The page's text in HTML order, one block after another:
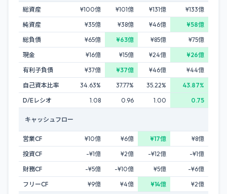
総資産 ¥100億 ¥101億 ¥131億
¥133億
純資産
¥35億 ¥38億 ¥46億
¥58億
総負債
¥65億 ¥63億 ¥85億
¥75億
現金
¥16億 ¥15億 ¥24億
¥26億
有利子負債
¥37億 ¥37億 ¥46億
¥44億
自己資本比率
34.63% 37.77% 35.22%
43.87%
D/Eレシオ
1.08 0.96 1.00 0.75
キャッシュフロー
営業CF ¥10億 ¥6億 ¥17億
¥8億
投資CF
-¥1億 ¥2億 -¥12億
-¥1億
財務CF
-¥5億 -¥10億 ¥5億
-¥6億
フリーCF
¥9億 ¥4億 ¥14億 ¥2億